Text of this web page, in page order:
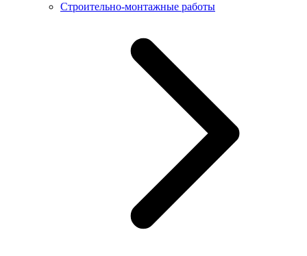
Строительно-монтажные работы